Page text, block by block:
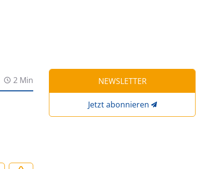
2 Min NEWSLETTER
Jetzt abonnieren